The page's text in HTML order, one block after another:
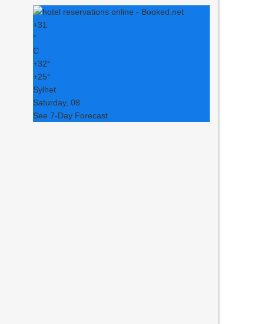
+31
°
C
+32°
+25°
Sylhet
Saturday, 08
See 7-Day Forecast